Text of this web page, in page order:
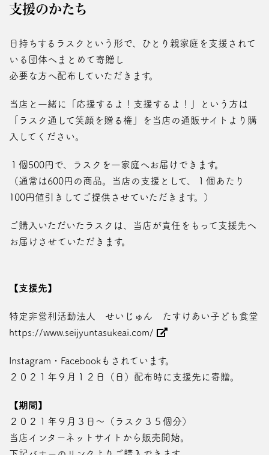
支援のかたち
日持ちするラスクという形で、ひとり親家庭を支援されて
いる団体へまとめて寄贈し
必要な方へ配布していただきます。
当店と一緒に「応援するよ！支援するよ！」という方は
「ラスク通して笑顔を贈る権」を当店の通販サイトより購
入してください。
１個500円で、ラスクを一家庭へお届けできます。
（通常は600円の商品。当店の支援として、１個あたり
100円値引きしてご提供させていただきます。）
ご購入いただいたラスクは、当店が責任をもって支援先へ
お届けさせていただきます。
【支援先】
特定非営利活動法人 せいじゅん たすけあい子ども食堂
https://www.seijyuntasukeai.com/
Instagram・Facebookもされています。
２０２１年９月１２日（日）配布時に支援先に寄贈。
【期間】
２０２１年９月３日～（ラスク３５個分）
当店インターネットサイトから販売開始。